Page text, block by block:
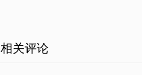
相关评论